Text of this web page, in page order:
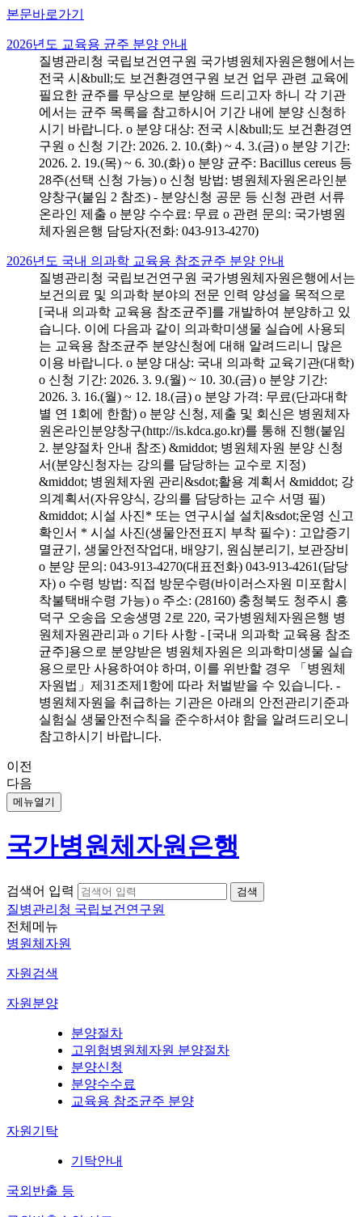
본문바로가기
2026년도 교육용 균주 분양 안내
질병관리청 국립보건연구원 국가병원체자원은행에서는
전국 시&bull;도 보건환경연구원 보건 업무 관련 교육에
필요한 균주를 무상으로 분양해 드리고자 하니 각 기관
에서는 균주 목록을 참고하시어 기간 내에 분양 신청하
시기 바랍니다. o 분양 대상: 전국 시&bull;도 보건환경연
구원 o 신청 기간: 2026. 2. 10.(화) ~ 4. 3.(금) o 분양 기간:
2026. 2. 19.(목) ~ 6. 30.(화) o 분양 균주: Bacillus cereus 등
28주(선택 신청 가능) o 신청 방법: 병원체자원온라인분
양창구(붙임 2 참조) - 분양신청 공문 등 신청 관련 서류
온라인 제출 o 분양 수수료: 무료 o 관련 문의: 국가병원
체자원은행 담당자(전화: 043-913-4270)
2026년도 국내 의과학 교육용 참조균주 분양 안내
질병관리청 국립보건연구원 국가병원체자원은행에서는
보건의료 및 의과학 분야의 전문 인력 양성을 목적으로
[국내 의과학 교육용 참조균주]를 개발하여 분양하고 있
습니다. 이에 다음과 같이 의과학미생물 실습에 사용되
는 교육용 참조균주 분양신청에 대해 알려드리니 많은
이용 바랍니다. o 분양 대상: 국내 의과학 교육기관(대학)
o 신청 기간: 2026. 3. 9.(월) ~ 10. 30.(금) o 분양 기간:
2026. 3. 16.(월) ~ 12. 18.(금) o 분양 가격: 무료(단과대학
별 연 1회에 한함) o 분양 신청, 제출 및 회신은 병원체자
원온라인분양창구(http://is.kdca.go.kr)를 통해 진행(붙임
2. 분양절차 안내 참조) &middot; 병원체자원 분양 신청
서(분양신청자는 강의를 담당하는 교수로 지정)
&middot; 병원체자원 관리&sdot;활용 계획서 &middot; 강
의계획서(자유양식, 강의를 담당하는 교수 서명 필)
&middot; 시설 사진* 또는 연구시설 설치&sdot;운영 신고
확인서 * 시설 사진(생물안전표지 부착 필수) : 고압증기
멸균기, 생물안전작업대, 배양기, 원심분리기, 보관장비
o 분양 문의: 043-913-4270(대표전화) 043-913-4261(담당
자) o 수령 방법: 직접 방문수령(바이러스자원 미포함시
착불택배수령 가능) o 주소: (28160) 충청북도 청주시 흥
덕구 오송읍 오송생명 2로 220, 국가병원체자원은행 병
원체자원관리과 o 기타 사항 - [국내 의과학 교육용 참조
균주]용으로 분양받은 병원체자원은 의과학미생물 실습
용으로만 사용하여야 하며, 이를 위반할 경우 「병원체
자원법」제31조제1항에 따라 처벌받을 수 있습니다. -
병원체자원을 취급하는 기관은 아래의 안전관리기준과
실험실 생물안전수칙을 준수하셔야 함을 알려드리오니
참고하시기 바랍니다.
이전
다음
메뉴열기
국가병원체자원은행
검색어 입력
질병관리청 국립보건연구원
전체메뉴
병원체자원
자원검색
자원분양
분양절차
고위험병원체자원 분양절차
분양신청
분양수수료
교육용 참조균주 분양
자원기탁
기탁안내
국외반출 등